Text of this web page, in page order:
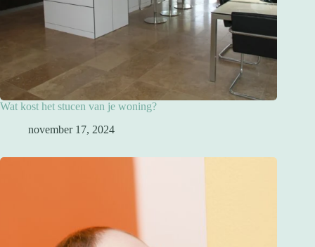
Wat kost het stucen van je woning?
november 17, 2024